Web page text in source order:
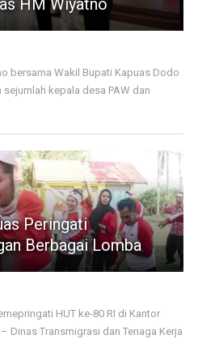
bersama Wakil Bupati Kapuas Dodo
kepala desa PAW dan
Peringati
Berbagai Lomba
HUT ke-80 RI di Kantor
Dinas Transmigrasi dan Tenaga Kerja